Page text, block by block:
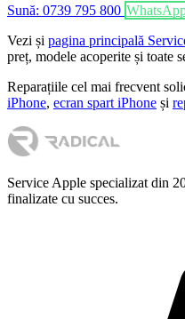
Sună: 0739 795 800
Vezi și pagina principală
preț, modele acoperite și toate
Reparațiile cel mai frecvent
iPhone, ecran spart iPhone și
Service Apple specializat din
finalizate cu succes.